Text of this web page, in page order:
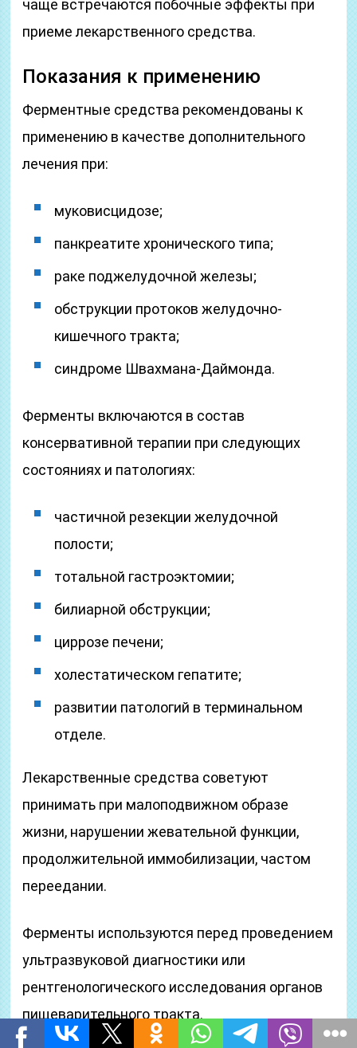
чаще встречаются побочные эффекты при
приеме лекарственного средства.
Показания к применению
Ферментные средства рекомендованы к
применению в качестве дополнительного
лечения при:
муковисцидозе;
панкреатите хронического типа;
раке поджелудочной железы;
обструкции протоков желудочно-
кишечного тракта;
синдроме Швахмана-Даймонда.
Ферменты включаются в состав
консервативной терапии при следующих
состояниях и патологиях:
частичной резекции желудочной
полости;
тотальной гастроэктомии;
билиарной обструкции;
циррозе печени;
холестатическом гепатите;
развитии патологий в терминальном
отделе.
Лекарственные средства советуют
принимать при малоподвижном образе
жизни, нарушении жевательной функции,
продолжительной иммобилизации, частом
переедании.
Ферменты используются перед проведением
ультразвуковой диагностики или
рентгенологического исследования органов
пищеварительного тракта.